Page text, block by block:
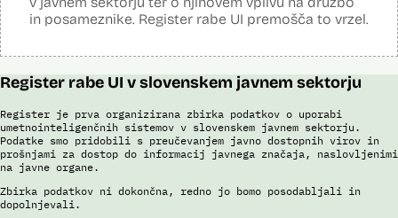
in posameznike. Register rabe UI premošča to vrzel.
Register rabe UI v slovenskem javnem sektorju
Register je prva organizirana zbirka podatkov o uporabi
umetnointeligenčnih sistemov v slovenskem javnem sektorju.
Podatke smo pridobili s preučevanjem javno dostopnih virov in
prošnjami za dostop do informacij javnega značaja, naslovljenimi
na javne organe.
Zbirka podatkov ni dokončna, redno jo bomo posodabljali in
dopolnjevali.